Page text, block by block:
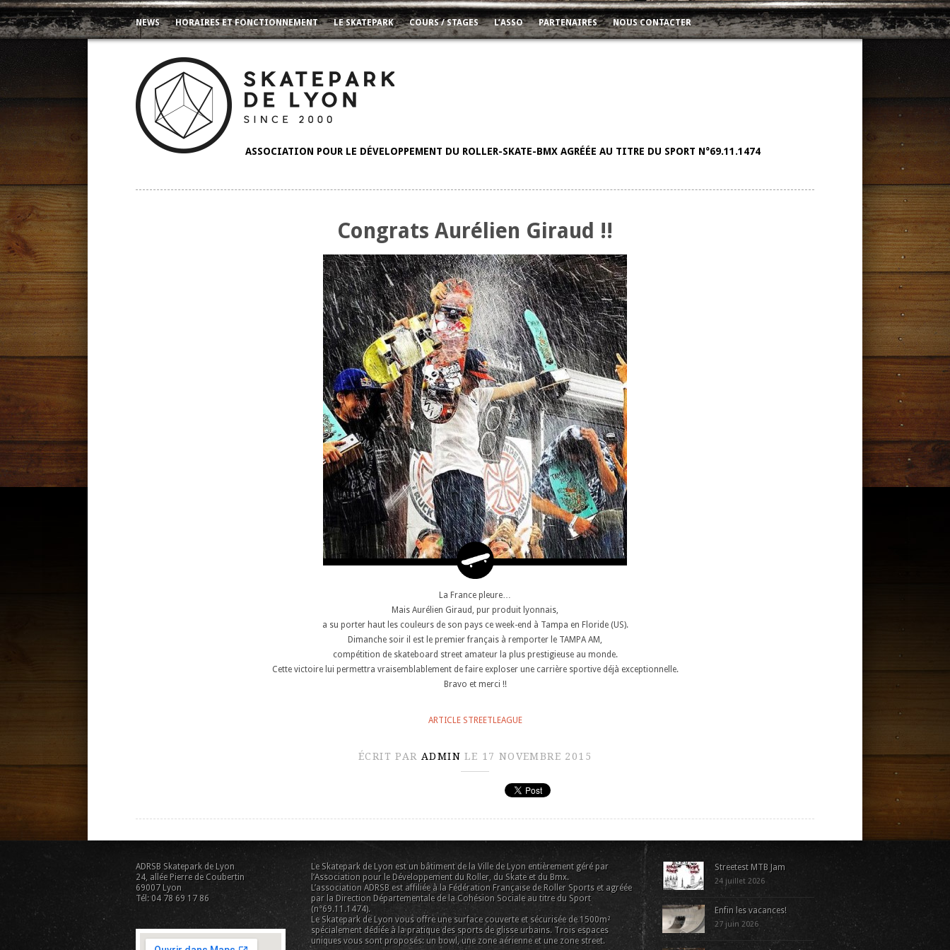
NEWS HORAIRES ET FONCTIONNEMENT LE SKATEPARK COURS / STAGES L’ASSO PARTENAIRES NOUS CONTACTER
ASSOCIATION POUR LE DÉVELOPPEMENT DU ROLLER-SKATE-BMX AGRÉÉE AU TITRE DU SPORT N°69.11.1474
Congrats Aurélien Giraud !!
La France pleure…
Mais Aurélien Giraud, pur produit lyonnais,
a su porter haut les couleurs de son pays ce week-end à Tampa en Floride (US).
Dimanche soir il est le premier français à remporter le TAMPA AM,
compétition de skateboard street amateur la plus prestigieuse au monde.
Cette victoire lui permettra vraisemblablement de faire exploser une carrière sportive déjà exceptionnelle.
Bravo et merci !!
ARTICLE STREETLEAGUE
ÉCRIT PAR ADMIN LE 17 NOVEMBRE 2015
ADRSB Skatepark de Lyon
24, allée Pierre de Coubertin
69007 Lyon
Tél: 04 78 69 17 86
Le Skatepark de Lyon est un bâtiment de la Ville de Lyon entièrement géré par
l’Association pour le Développement du Roller, du Skate et du Bmx.
L’association ADRSB est affiliée à la Fédération Française de Roller Sports et agréée
par la Direction Départementale de la Cohésion Sociale au titre du Sport
(n°69.11.1474).
Le Skatepark de Lyon vous offre une surface couverte et sécurisée de 1500m²
spécialement dédiée à la pratique des sports de glisse urbains. Trois espaces
uniques vous sont proposés: un bowl, une zone aérienne et une zone street.
Streetest MTB Jam
24 juillet 2026
Enfin les vacances!
27 juin 2026